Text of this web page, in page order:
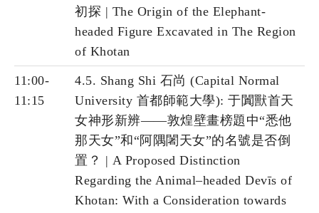
初探 | The Origin of the Elephant-
headed Figure Excavated in The Region
of Khotan
11:00-
11:15
4.5. Shang Shi 石尚 (Capital Normal
University 首都師範大學): 于闐獸首天
女神形新辨——敦煌壁畫榜題中“悉他
那天女”和“阿隅闍天女”的名號是否倒
置？ | A Proposed Distinction
Regarding the Animal–headed Devīs of
Khotan: With a Consideration towards